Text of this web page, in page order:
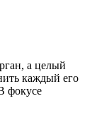
а целый
каждый его
фокусе